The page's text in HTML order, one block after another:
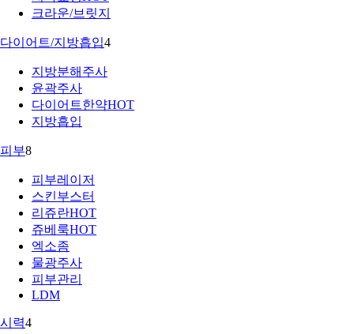
크라운/브릿지
다이어트/지방흡입4
지방분해주사
윤곽주사
다이어트한약HOT
지방흡입
피부8
피부레이저
스킨부스터
리쥬란HOT
쥬베룩HOT
엑소좀
물광주사
피부관리
LDM
시력4